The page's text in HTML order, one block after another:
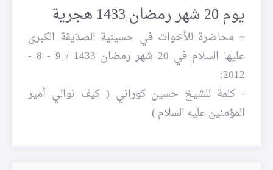
يوم 20 شهر رمضان 1433 هجرية
~ محاضرة للأخوات في حسينية الصدّيقة الكبرى
عليها السلام في 20 شهر رمضان 1433 / 9 - 8 -
2012:
- كلمة للشيخ حسين كوراني ( كيف نوالي أمير
المؤمنين عليه السلام )